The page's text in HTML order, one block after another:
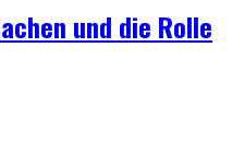
und die Rolle